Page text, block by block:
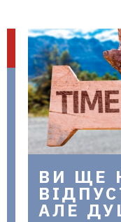
обладнання
в Україні
ВИ ЩЕ
АЛЕ